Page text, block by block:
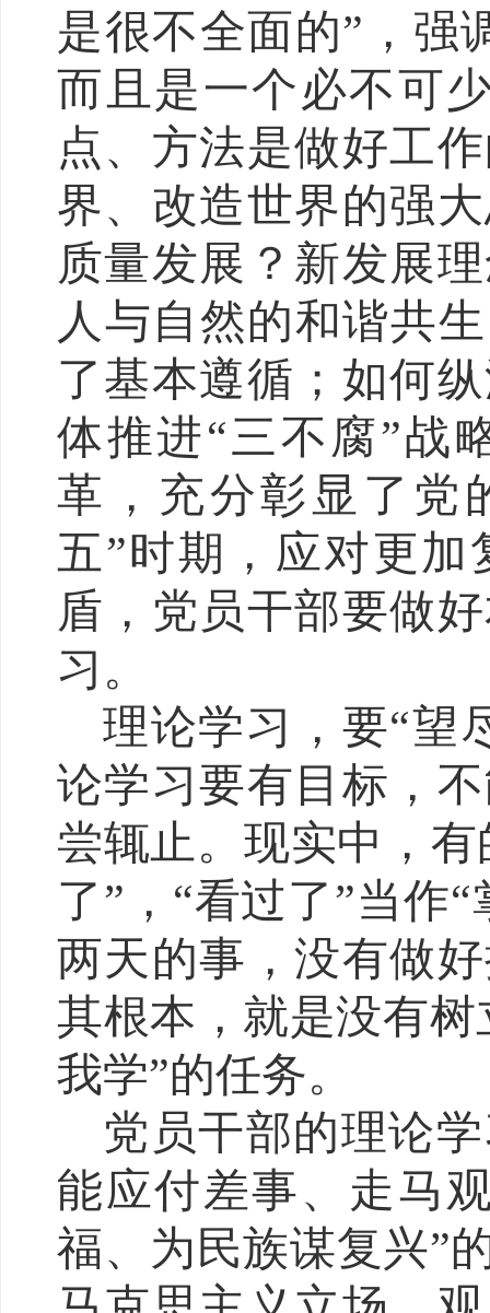
是很不全面的”，强
而且是一个必不可
点、方法是做好工
界、改造世界的强
质量发展？新发展
人与自然的和谐共
了基本遵循；如何
体推进“三不腐”战
革，充分彰显了党
五”时期，应对更
盾，党员干部要做
习。
理论学习，要“望
论学习要有目标，
尝辄止。现实中，
了”，“看过了”当作
两天的事，没有做
其根本，就是没有
我学”的任务。
党员干部的理论
能应付差事、走马
福、为民族谋复兴”